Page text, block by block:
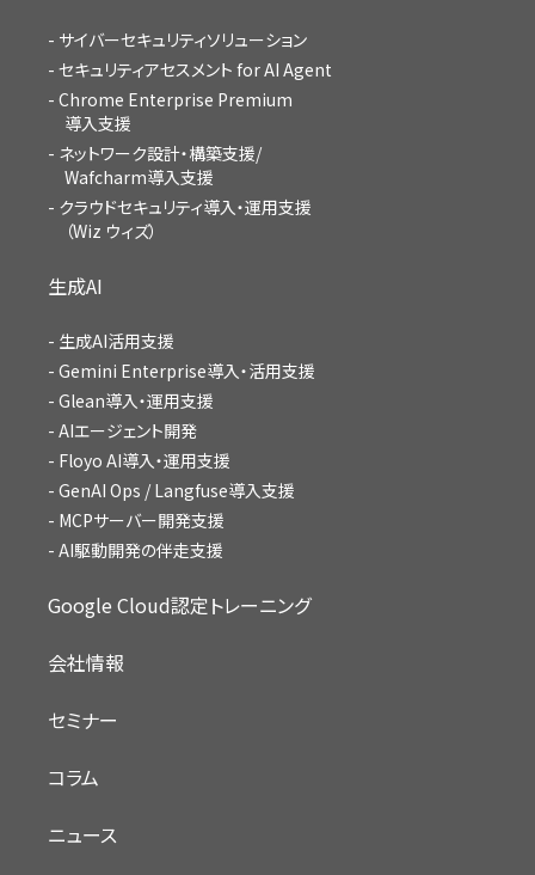
サイバーセキュリティソリューション
セキュリティアセスメント for AI Agent
Chrome Enterprise Premium
導入支援
ネットワーク設計・構築支援/
Wafcharm導入支援
クラウドセキュリティ導入・運用支援
（Wiz ウィズ）
生成AI
生成AI活用支援
Gemini Enterprise導入・活用支援
Glean導入・運用支援
AIエージェント開発
Floyo AI導入・運用支援
GenAI Ops / Langfuse導入支援
MCPサーバー開発支援
AI駆動開発の伴走支援
Google Cloud認定トレーニング
会社情報
セミナー
コラム
ニュース